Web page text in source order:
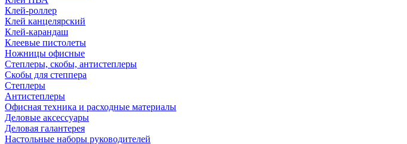
Клей-роллер
Клей канцелярский
Клей-карандаш
Клеевые пистолеты
Ножницы офисные
Степлеры, скобы, антистеплеры
Скобы для степпера
Степлеры
Антистеплеры
Офисная техника и расходные материалы
Деловые аксессуары
Деловая галантерея
Настольные наборы руководителей